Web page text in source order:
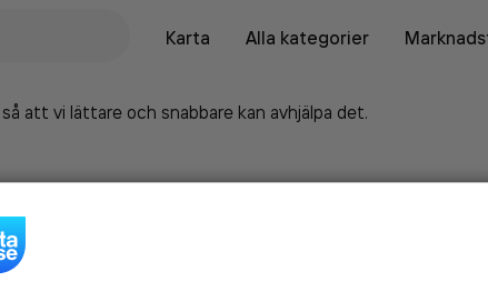
Karta
Alla kategorier
att vi lättare och snabbare kan avhjälpa det.